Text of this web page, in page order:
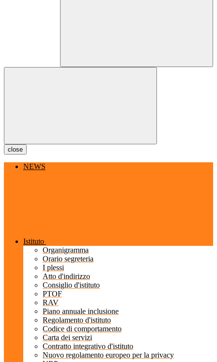
close
NEWS
Istituto
Organigramma
Orario segreteria
I plessi
Atto d'indirizzo
Consiglio d'istituto
PTOF
RAV
Piano annuale inclusione
Regolamento d'istituto
Codice di comportamento
Carta dei servizi
Contratto integrativo d'istituto
Nuovo regolamento europeo per la privacy